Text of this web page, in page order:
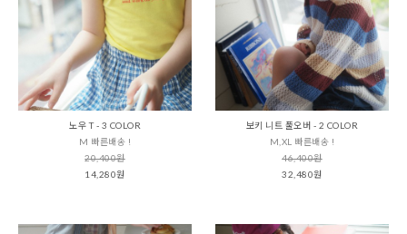
노우 T - 3 COLOR
M 빠른배송 !
20,400원
14,280원
보키 니트 풀오버 - 2 COLOR
M,XL 빠른배송 !
46,400원
32,480원